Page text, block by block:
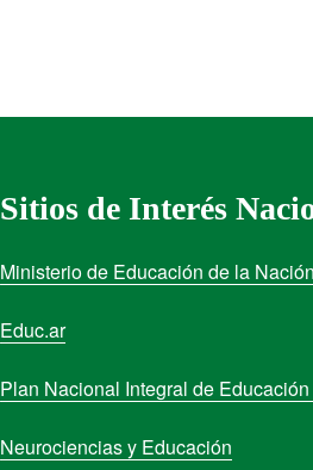
Sitios de Interés
Ministerio de Educación de la Nación
Educ.ar
Plan Nacional Integral de
Neurociencias y Educación